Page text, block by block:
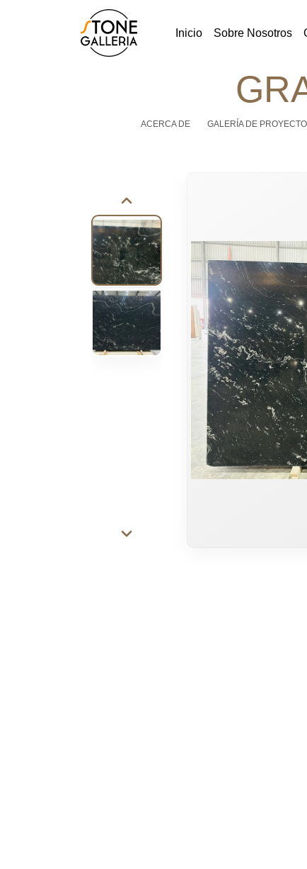
Inicio Sobre Nosotros
ACERCA DE GALERÍA DE